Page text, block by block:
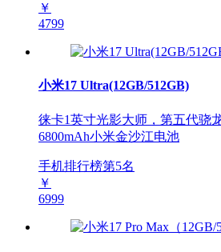
￥
4799
小米17 Ultra(12GB/512GB)
徕卡1英寸光影大师，第五代骁
6800mAh小米金沙江电池
手机排行榜第5名
￥
6999